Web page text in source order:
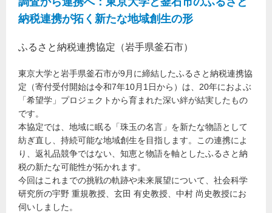
納税連携が拓く新たな地域創生の形
ふるさと納税連携協定（岩手県釜石市）
東京大学と岩手県釜石市が9月に締結したふるさと納税連携協
定（寄付受付開始は令和7年10月1日から）は、20年におよぶ
「希望学」プロジェクトから育まれた深い絆が結実したもの
です。
本協定では、地域に眠る「珠玉の名言」を新たな物語として
紡ぎ直し、持続可能な地域創生を目指します。この連携によ
り、返礼品競争ではない、知恵と物語を軸としたふるさと納
税の新たな可能性が拓かれます。
今回はこれまでの挑戦の軌跡や未来展望について、社会科学
研究所の宇野 重規教授、玄田 有史教授、中村 尚史教授にお
伺いしました。